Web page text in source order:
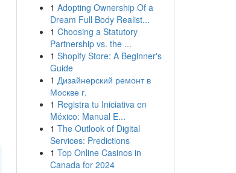
1 Adopting Ownership Of a
Dream Full Body Realist...
1 Choosing a Statutory
Partnership vs. the ...
1 Shopify Store: A Beginner's
Guide
1 Дизайнерский ремонт в
Москве г.
1 Registra tu Iniciativa en
México: Manual E...
1 The Outlook of Digital
Services: Predictions
1 Top Online Casinos in
Canada for 2024